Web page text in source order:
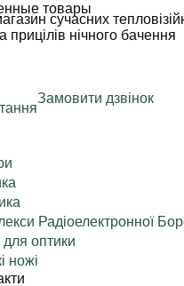
товары
сучасних
прицілів нічного бачення
Замовити дзвінок
Радіоелектронної
оптики
ножі